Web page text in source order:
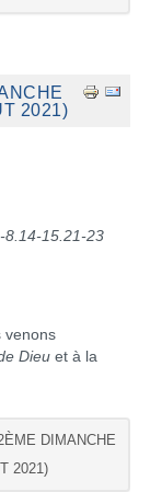
2021)
8.14-15.21-23
Dieuet à la
DIMANCHE
2021)